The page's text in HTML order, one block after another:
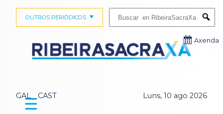
GAL CAST Luns, 10 ago 2026
OUTROS PERIÓDICOS
Axenda
☰